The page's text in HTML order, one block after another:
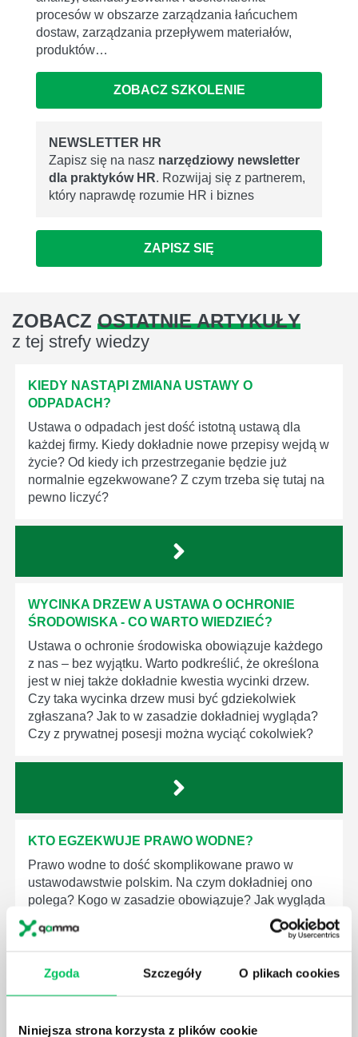
Zgoda Szczegóły O plikach cookies
Niniejsza strona korzysta z plików cookie
procesów w obszarze zarządzania łańcuchem
dostaw, zarządzania przepływem materiałów,
produktów…
ZOBACZ SZKOLENIE
NEWSLETTER HR
Zapisz się na nasz narzędziowy newsletter
dla praktyków HR. Rozwijaj się z partnerem,
który naprawdę rozumie HR i biznes
ZAPISZ SIĘ
ZOBACZ OSTATNIE ARTYKUŁY
z tej strefy wiedzy
KIEDY NASTĄPI ZMIANA USTAWY O
ODPADACH?
Ustawa o odpadach jest dość istotną ustawą dla
każdej firmy. Kiedy dokładnie nowe przepisy wejdą w
życie? Od kiedy ich przestrzeganie będzie już
normalnie egzekwowane? Z czym trzeba się tutaj na
pewno liczyć?
WYCINKA DRZEW A USTAWA O OCHRONIE
ŚRODOWISKA - CO WARTO WIEDZIEĆ?
Ustawa o ochronie środowiska obowiązuje każdego
z nas – bez wyjątku. Warto podkreślić, że określona
jest w niej także dokładnie kwestia wycinki drzew.
Czy taka wycinka drzew musi być gdziekolwiek
zgłaszana? Jak to w zasadzie dokładniej wygląda?
Czy z prywatnej posesji można wyciąć cokolwiek?
KTO EGZEKWUJE PRAWO WODNE?
Prawo wodne to dość skomplikowane prawo w
ustawodawstwie polskim. Na czym dokładniej ono
polega? Kogo w zasadzie obowiązuje? Jak wygląda
egzekwowanie prawa wodnego? Na te pytania
odpowiemy pokrótce poniżej.